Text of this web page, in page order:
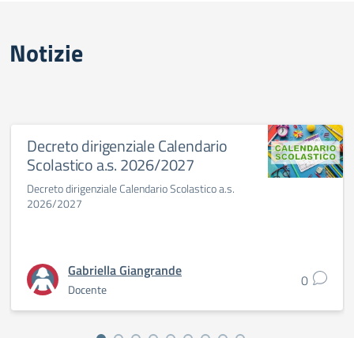
Notizie
Decreto dirigenziale Calendario
Scolastico a.s. 2026/2027
Decreto dirigenziale Calendario Scolastico a.s.
2026/2027
Gabriella Giangrande
Docente 0